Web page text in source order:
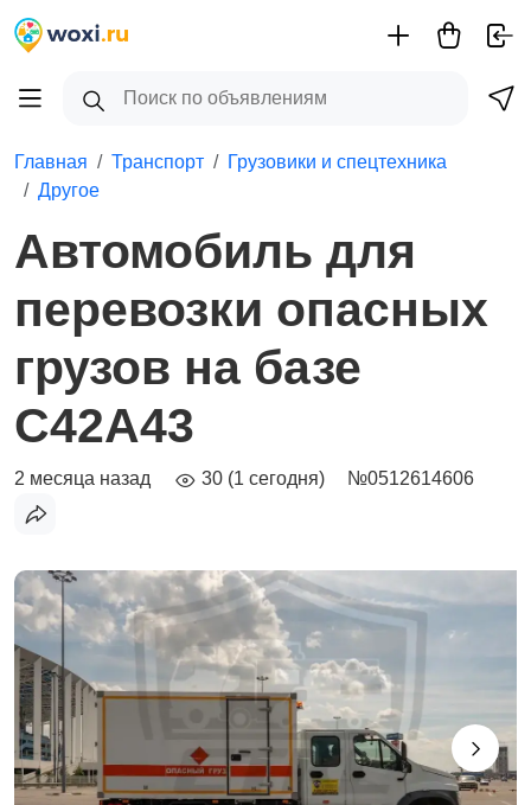
Главная Транспорт
Грузовики и спецтехника
Другое
Автомобиль для
перевозки опасных
грузов на базе
С42А43
2 месяца назад 30 (1 сегодня) №0512614606